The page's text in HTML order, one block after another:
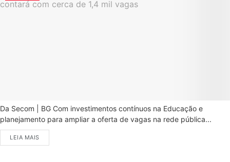
Da Secom | BG Com investimentos contínuos na Educação e
planejamento para ampliar a oferta de vagas na rede pública...
LEIA MAIS